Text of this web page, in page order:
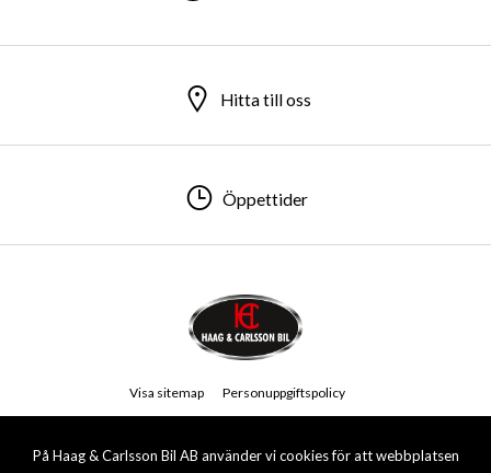
På Haag & Carlsson Bil AB använder vi cookies för att webbplatsen
Hitta till oss
Öppettider
Visa sitemap Personuppgiftspolicy